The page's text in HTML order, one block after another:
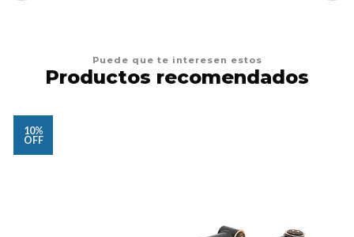
Puede que te interesen estos
Productos recomendados
10%
OFF